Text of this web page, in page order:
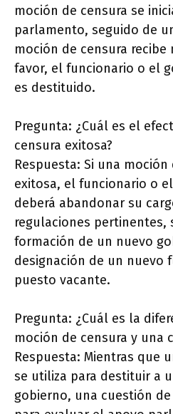
moción de censura se
parlamento, seguido de
moción de censura
favor, el funcionario o el
es destituido.
Pregunta: ¿Cuál es el
censura exitosa?
Respuesta: Si una
exitosa, el funcionario o
deberá abandonar su
regulaciones pertinentes,
formación de un nuevo
designación de un nuevo
puesto vacante.
Pregunta: ¿Cuál es la
moción de censura y una
Respuesta: Mientras que
se utiliza para destituir a
gobierno, una cuestión